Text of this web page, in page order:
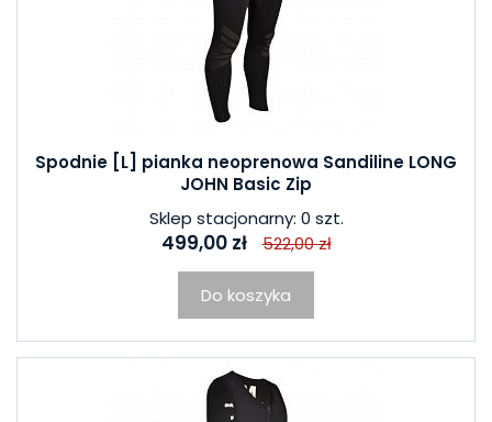
Spodnie [L] pianka neoprenowa Sandiline LONG
JOHN Basic Zip
Sklep stacjonarny: 0 szt.
499,00 zł 522,00 zł
Do koszyka